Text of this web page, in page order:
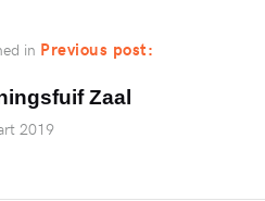
in Previous post:
Zaal
2019